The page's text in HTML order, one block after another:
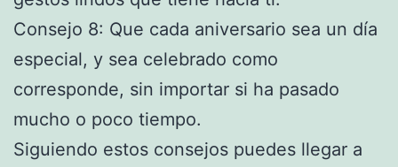
Consejo 8: Que cada aniversario sea un día
especial, y sea celebrado como
corresponde, sin importar si ha pasado
mucho o poco tiempo.
Siguiendo estos consejos puedes llegar a